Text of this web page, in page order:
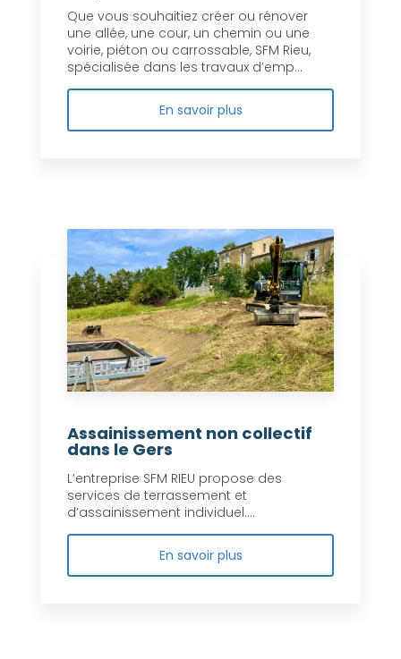
Que vous souhaitiez créer ou rénover
une allée, une cour, un chemin ou une
voirie, piéton ou carrossable, SFM Rieu,
spécialisée dans les travaux d’emp...
En savoir plus
Assainissement non collectif
dans le Gers
L’entreprise SFM RIEU propose des
services de terrassement et
d’assainissement individuel....
En savoir plus